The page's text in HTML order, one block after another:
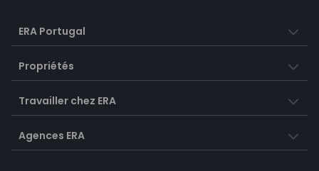
ERA Portugal
Propriétés
Travailler chez ERA
Agences ERA